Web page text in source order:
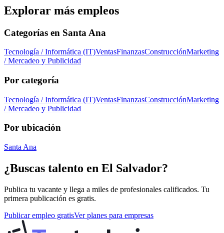
Explorar más empleos
Categorías en Santa Ana
Tecnología / Informática (IT)VentasFinanzasConstrucciónMarketing
/ Mercadeo y Publicidad
Por categoría
Tecnología / Informática (IT)VentasFinanzasConstrucciónMarketing
/ Mercadeo y Publicidad
Por ubicación
Santa Ana
¿Buscas talento en El Salvador?
Publica tu vacante y llega a miles de profesionales calificados. Tu
primera publicación es gratis.
Publicar empleo gratisVer planes para empresas